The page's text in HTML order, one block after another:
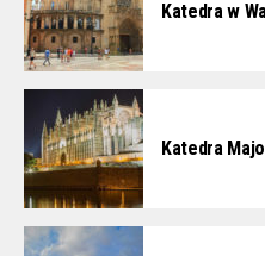
Katedra w
Katedra